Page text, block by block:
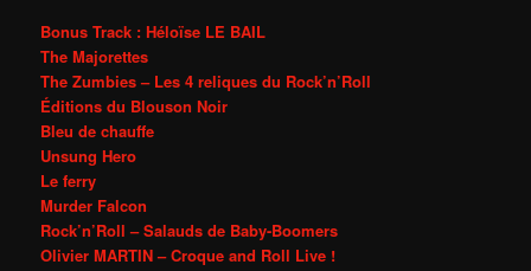
Bonus Track : Héloïse LE BAIL
The Majorettes
The Zumbies – Les 4 reliques du Rock’n’Roll
Éditions du Blouson Noir
Bleu de chauffe
Unsung Hero
Le ferry
Murder Falcon
Rock’n’Roll – Salauds de Baby-Boomers
Olivier MARTIN – Croque and Roll Live !